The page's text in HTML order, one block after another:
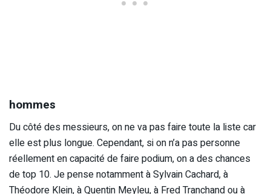
hommes
Du côté des messieurs, on ne va pas faire toute la liste car
elle est plus longue. Cependant, si on n’a pas personne
réellement en capacité de faire podium, on a des chances
de top 10. Je pense notamment à Sylvain Cachard, à
Théodore Klein, à Quentin Meyleu, à Fred Tranchand ou à